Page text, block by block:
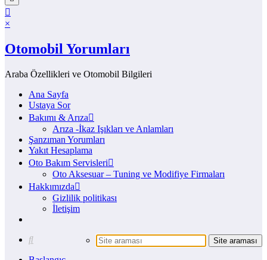
×
Otomobil Yorumları
Araba Özellikleri ve Otomobil Bilgileri
Ana Sayfa
Ustaya Sor
Bakımı & Arıza
Arıza -İkaz Işıkları ve Anlamları
Şanzıman Yorumları
Yakıt Hesaplama
Oto Bakım Servisleri
Oto Aksesuar – Tuning ve Modifiye Firmaları
Hakkımızda
Gizlilik politikası
İletişim